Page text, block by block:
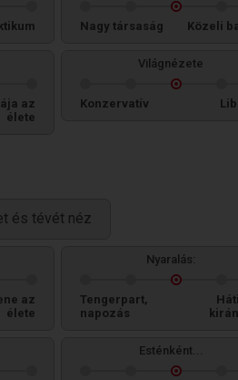
Nagy társaság Közeli
az
élete
Világnézete
Konzervatív
és tévét néz
az
élete
Nyaralás:
Tengerpart,
napozás
Esténként...